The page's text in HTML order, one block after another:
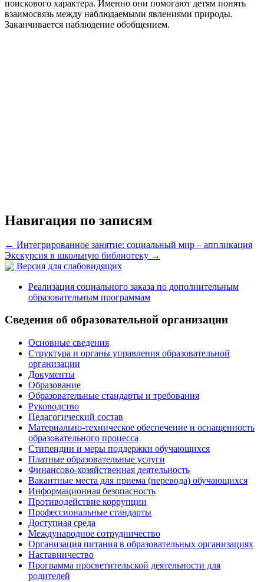
поискового характера. Именно они помогают детям понять
взаимосвязь между наблюдаемыми явлениями природы.
Заканчивается наблюдение обобщением.
Навигация по записям
← Интегрированное занятие: социальный мир – аппликация
Экскурсия в школьную библиотеку →
Версия для слабовидящих
Реализация социального заказа по дополнительным
образовательным программам
Сведения об образовательной организации
Основные сведения
Структура и органы управления образовательной
организации
Документы
Образование
Образовательные стандарты и требования
Руководство
Педагогический состав
Материально-техническое обеспечение и оснащенность
образовательного процесса
Стипендии и меры поддержки обучающихся
Платные образовательные услуги
Финансово-хозяйственная деятельность
Вакантные места для приема (перевода) обучающихся
Информационная безопасность
Противодействие коррупции
Профессиональные стандарты
Доступная среда
Международное сотрудничество
Организация питания в образовательных организациях
Наставничество
Программа просветительской деятельности для
родителей